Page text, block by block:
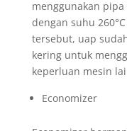
menggunakan
dengan suhu
tersebut, uap
kering untuk
keperluan mesin
Economizer